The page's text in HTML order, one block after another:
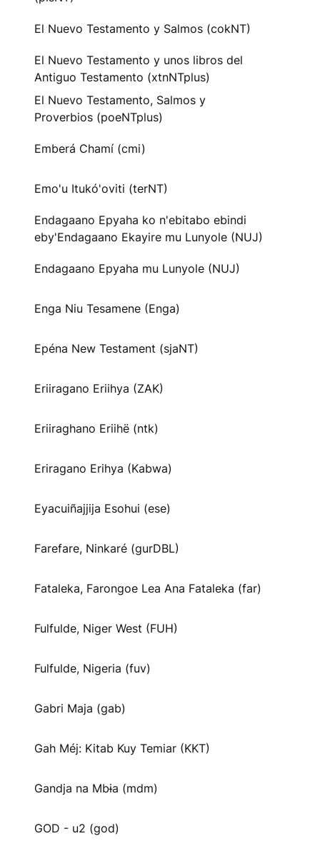
El Nuevo Testamento y Salmos (cokNT)
El Nuevo Testamento y unos libros del
Antiguo Testamento (xtnNTplus)
El Nuevo Testamento, Salmos y
Proverbios (poeNTplus)
Emberá Chamí (cmi)
Emo'u Itukó'oviti (terNT)
Endagaano Epyaha ko n'ebitabo ebindi
eby'Endagaano Ekayire mu Lunyole (NUJ)
Endagaano Epyaha mu Lunyole (NUJ)
Enga Niu Tesamene (Enga)
Epéna New Testament (sjaNT)
Eriiragano Eriihya (ZAK)
Eriiraghano Eriihë (ntk)
Eriragano Erihya (Kabwa)
Eyacuiñajjija Esohui (ese)
Farefare, Ninkaré (gurDBL)
Fataleka, Farongoe Lea Ana Fataleka (far)
Fulfulde, Niger West (FUH)
Fulfulde, Nigeria (fuv)
Gabri Maja (gab)
Gah Méj: Kitab Kuy Temiar (KKT)
Gandja na Mbɨa (mdm)
GOD - u2 (god)